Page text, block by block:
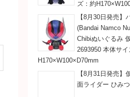
ズ：約
【8月30日発売】
(Bandai Namco
Chibiぬいぐるみ
2693950 本体サイ
H170×W100×D70mm
【8月31日発売】
面ライダー ひみ